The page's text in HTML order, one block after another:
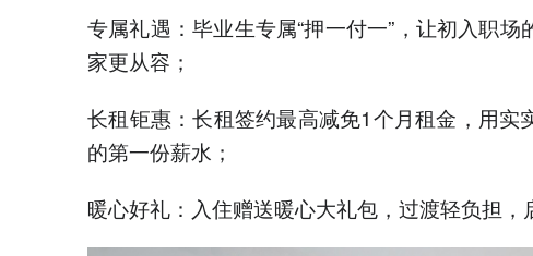
专属礼遇：毕业生专属“押一付一”，让初入职
家更从容；
长租钜惠：长租签约最高减免1个月租金，用实
的第一份薪水；
暖心好礼：入住赠送暖心大礼包，过渡轻负担，